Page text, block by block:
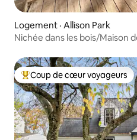
Logement · Allison Park
Nichée dans les bois/Maison
Coup de cœur voyageurs
Coup de cœur voyageurs